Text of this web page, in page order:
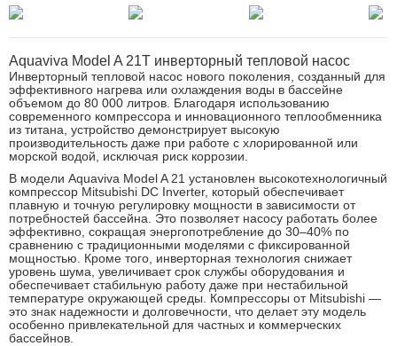
Aquaviva Model A 21Т инверторный тепловой насос
Инверторный тепловой насос нового поколения, созданный для
эффективного нагрева или охлаждения воды в бассейне
объемом до 80 000 литров. Благодаря использованию
современного компрессора и инновационного теплообменника
из титана, устройство демонстрирует высокую
производительность даже при работе с хлорированной или
морской водой, исключая риск коррозии.
В модели Aquaviva Model A 21 установлен высокотехнологичный
компрессор Mitsubishi DC Inverter, который обеспечивает
плавную и точную регулировку мощности в зависимости от
потребностей бассейна. Это позволяет насосу работать более
эффективно, сокращая энергопотребление до 30–40% по
сравнению с традиционными моделями с фиксированной
мощностью. Кроме того, инверторная технология снижает
уровень шума, увеличивает срок службы оборудования и
обеспечивает стабильную работу даже при нестабильной
температуре окружающей среды. Компрессоры от Mitsubishi —
это знак надежности и долговечности, что делает эту модель
особенно привлекательной для частных и коммерческих
бассейнов.